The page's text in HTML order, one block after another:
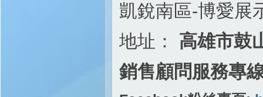
凱銳南區-博愛展
地址：
高雄市鼓
銷售顧問服務專